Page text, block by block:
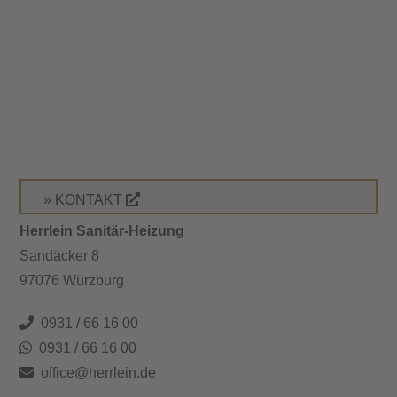
» KONTAKT
Herrlein Sanitär-Heizung
Sandäcker 8
97076 Würzburg
0931 / 66 16 00
0931 / 66 16 00
office@herrlein.de